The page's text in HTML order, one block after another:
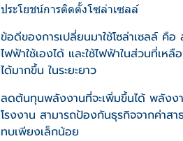
ประโยชน์การติดตั้งโซล่าเซลล์
ข้อดีของการเปลี่ยนมาใช้โซล่าเซลล์
ไฟฟ้าใช้เองได้ และใช้ไฟฟ้าในส่วนที่เห
ได้มากขึ้น ในระยะยาว
ลดต้นทุนพลังงานที่จะเพิ่มขึ้นได้ พลังง
โรงงาน สามารถป้องกันธุรกิจจากค่าส
ทบเพียงเล็กน้อย